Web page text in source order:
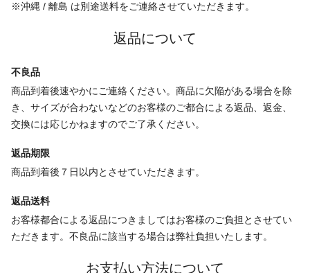
※沖縄 / 離島 は別途送料をご連絡させていただきます。
返品について
不良品
商品到着後速やかにご連絡ください。商品に欠陥がある場合を除
き、サイズが合わないなどのお客様のご都合による返品、返金、
交換には応じかねますのでご了承ください。
返品期限
商品到着後７日以内とさせていただきます。
返品送料
お客様都合による返品につきましてはお客様のご負担とさせてい
ただきます。不良品に該当する場合は弊社負担いたします。
お支払い方法について